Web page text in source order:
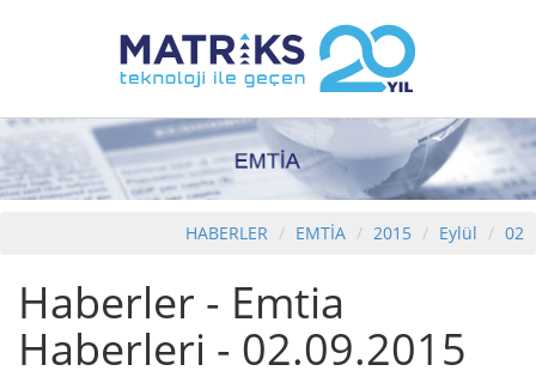
HABERLER EMTİA 2015 Eylül 02
Haberler - Emtia
Haberleri - 02.09.2015